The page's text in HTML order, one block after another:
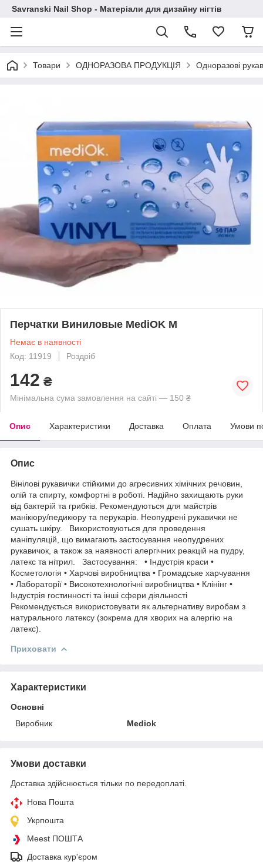
Savranski Nail Shop - Матеріали для дизайну нігтів
Товари ОДНОРАЗОВА ПРОДУКЦІЯ Одноразові
Перчатки Виниловые MediOK M
Немає в наявності
Код: 11919
Роздріб
142 ₴
Мінімальна сума замовлення на сайті — 150 ₴
Опис Характеристики Доставка Оплата Умови
Опис
Вінілові рукавички стійкими до агресивних хімічних речовин,
олій та спирту, комфортні в роботі. Надійно захищають руки
від бактерій та грибків. Рекомендуються для майстрів
манікюру/педикюру та перукарів. Неопудрені рукавички не
сушать шкіру. Використовуються для проведення
маніпуляцій, що вимагають застосування неопудрених
рукавичок, а також за наявності алергічних реакцій на пудру,
латекс та нітрил. Застосування: • Індустрія краси •
Косметологія • Харчові виробництва • Громадське харчування
• Лабораторії • Високотехнологічні виробництва • Клінінг •
Індустрія гостинності та інші сфери діяльності
Рекомендується використовувати як альтернативу виробам з
натурального латексу (зокрема для хворих на алергію на
латекс).
Приховати
Характеристики
Основні
Виробник
Mediok
Умови доставки
Доставка здійснюється тільки по передоплаті.
Нова Пошта
Укрпошта
Meest ПОШТА
Доставка кур'єром